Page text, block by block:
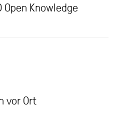
Open Knowledge
vor Ort